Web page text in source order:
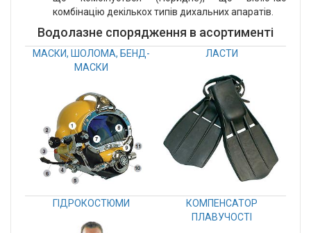
комбінацію декількох типів дихальних апаратів.
Водолазне спорядження в асортименті
МАСКИ, ШОЛОМА, БЕНД-
МАСКИ
ЛАСТИ
ГІДРОКОСТЮМИ
КОМПЕНСАТОР
ПЛАВУЧОСТІ